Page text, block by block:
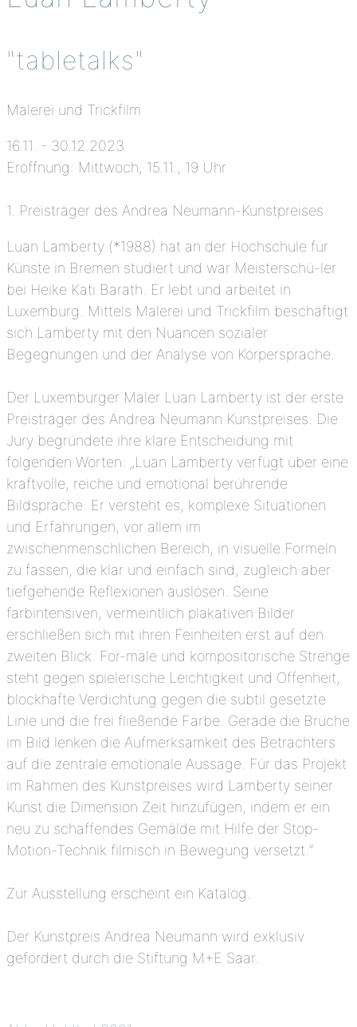
"tabletalks"
Malerei und Trickfilm
16.11. - 30.12.2023
Eröffnung: Mittwoch, 15.11., 19 Uhr
1. Preisträger des Andrea Neumann-Kunstpreises
Luan Lamberty (*1988) hat an der Hochschule für
Künste in Bremen studiert und war Meisterschü-ler
bei Heike Kati Barath. Er lebt und arbeitet in
Luxemburg. Mittels Malerei und Trickfilm beschäftigt
sich Lamberty mit den Nuancen sozialer
Begegnungen und der Analyse von Körpersprache.
Der Luxemburger Maler Luan Lamberty ist der erste
Preisträger des Andrea Neumann Kunstpreises. Die
Jury begründete ihre klare Entscheidung mit
folgenden Worten: „Luan Lamberty verfügt über eine
kraftvolle, reiche und emotional berührende
Bildsprache. Er versteht es, komplexe Situationen
und Erfahrungen, vor allem im
zwischenmenschlichen Bereich, in visuelle Formeln
zu fassen, die klar und einfach sind, zugleich aber
tiefgehende Reflexionen auslösen. Seine
farbintensiven, vermeintlich plakativen Bilder
erschließen sich mit ihren Feinheiten erst auf den
zweiten Blick. For-male und kompositorische Strenge
steht gegen spielerische Leichtigkeit und Offenheit,
blockhafte Verdichtung gegen die subtil gesetzte
Linie und die frei fließende Farbe. Gerade die Brüche
im Bild lenken die Aufmerksamkeit des Betrachters
auf die zentrale emotionale Aussage. Für das Projekt
im Rahmen des Kunstpreises wird Lamberty seiner
Kunst die Dimension Zeit hinzufügen, indem er ein
neu zu schaffendes Gemälde mit Hilfe der Stop-
Motion-Technik filmisch in Bewegung versetzt.“
Zur Ausstellung erscheint ein Katalog.
Der Kunstpreis Andrea Neumann wird exklusiv
gefördert durch die Stiftung M+E Saar.